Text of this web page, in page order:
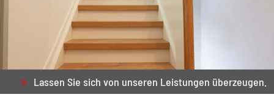
Lassen Sie sich von unseren Leistungen überzeugen.